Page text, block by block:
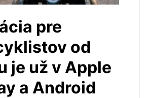
pre
od
je už v Apple
a Android